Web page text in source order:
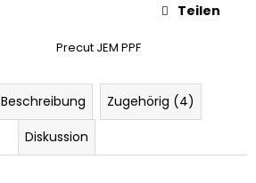
Precut JEM PPF
Teilen
Beschreibung
Zugehörig (4)
Diskussion